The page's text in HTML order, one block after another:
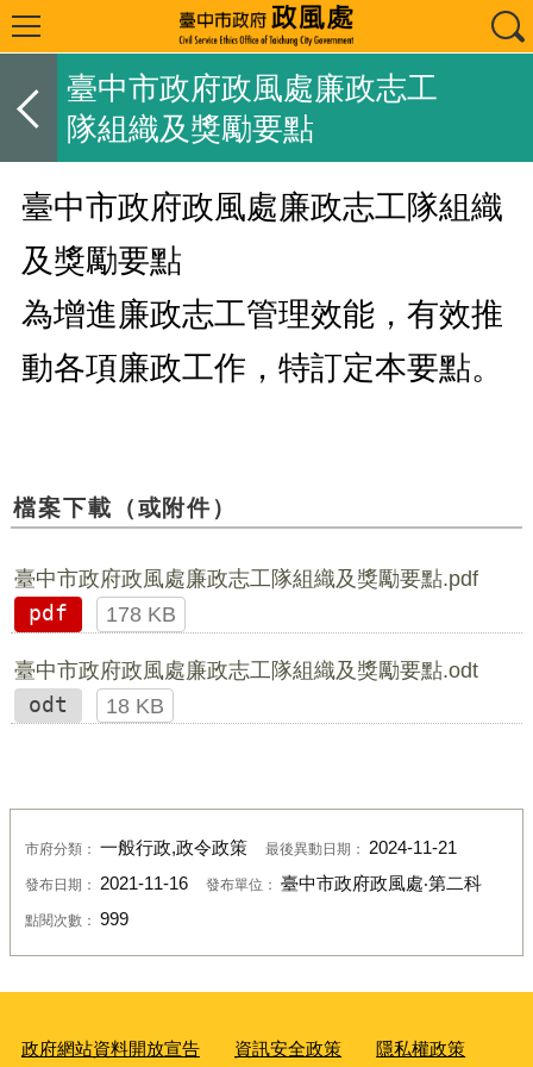
臺中市政府政風處廉政志工
隊組織及獎勵要點
臺中市政府政風處廉政志工隊組織
及獎勵要點
為增進廉政志工管理效能，有效推
動各項廉政工作，特訂定本要點。
檔案下載（或附件）
臺中市政府政風處廉政志工隊組織及獎勵要點.pdf
pdf
178 KB
臺中市政府政風處廉政志工隊組織及獎勵要點.odt
odt
18 KB
市府分類： 一般行政,政令政策 最後異動日期： 2024-11-21
發布日期： 2021-11-16 發布單位： 臺中市政府政風處‧第二科
點閱次數： 999
政府網站資料開放宣告 資訊安全政策 隱私權政策